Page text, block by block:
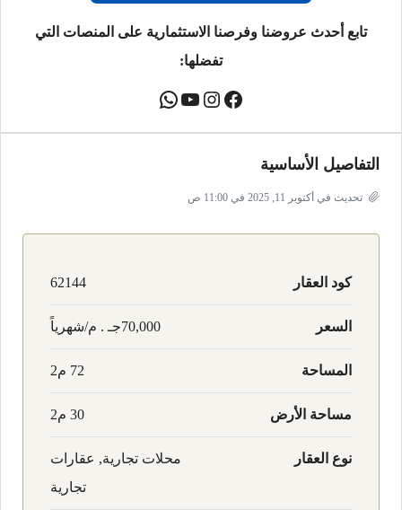
تابع أحدث عروضنا وفرصنا الاستثمارية على المنصات التي
تفضلها:
التفاصيل الأساسية
تحديث في أكتوبر 11, 2025 في 11:00 ص
كود العقار 62144
السعر 70,000جـ . م/شهرياً
المساحة 72 م2
مساحة الأرض 30 م2
نوع العقار
محلات تجارية, عقارات
تجارية